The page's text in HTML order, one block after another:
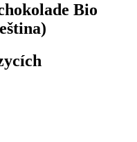
Bio